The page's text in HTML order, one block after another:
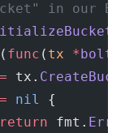
in our
( func ( tx *bolt
tx. CreateBucket
nil
{
fmt. Errorf